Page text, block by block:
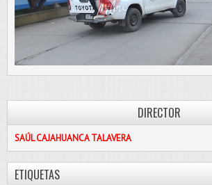
DIRECTOR
SAÚL CAJAHUANCA TALAVERA
ETIQUETAS